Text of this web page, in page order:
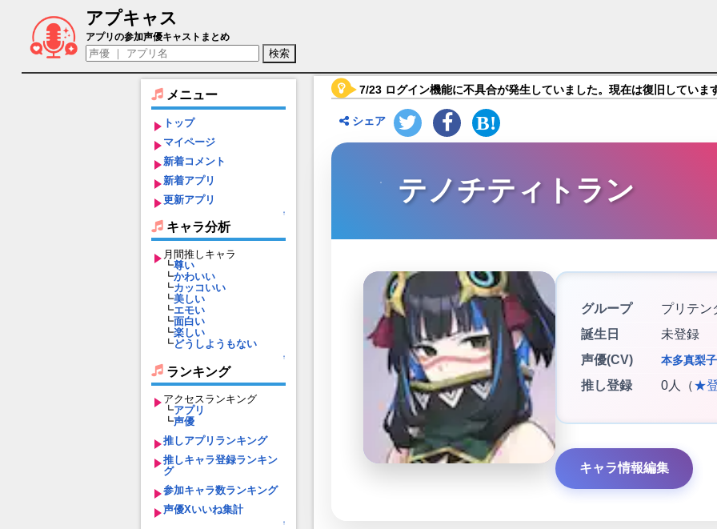
アプキャス
テノチティトラン（声優：本多真梨子)【Fate/Grand Order】キャラ紹介
アプリの参加声優キャストまとめ
メニュー
トップ
マイページ
新着コメント
新着アプリ
更新アプリ
↑
キャラ分析
月間推しキャラ
┗尊い
┗かわいい
┗カッコいい
┗美しい
┗エモい
┗面白い
┗楽しい
┗どうしようもない
↑
ランキング
アクセスランキング
┗アプリ
┗声優
推しアプリランキング
推しキャラ登録ランキン
グ
参加キャラ数ランキング
声優Xいいね集計
↑
7/23 ログイン機能に不具合が発生していました。現在は復旧していま
シェア
テノチティトラン
グループ
プリテン
誕生日
未登録
声優(CV)
本多真梨子
推し登録 0人（★
キャラ情報編集